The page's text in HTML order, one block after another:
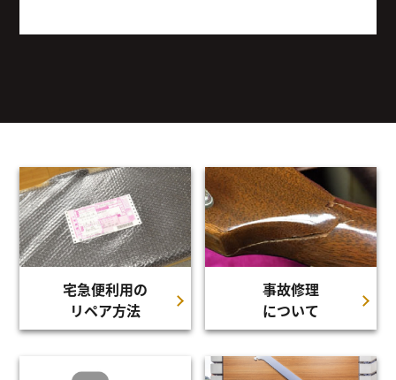
宅急便利用の
リペア方法
事故修理
について